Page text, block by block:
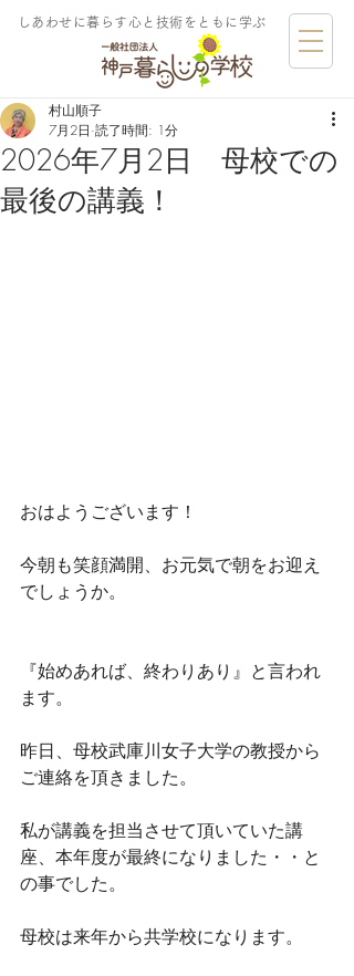
しあわせに暮らす​心と技術をともに学ぶ
2026年7月2日 母校での
最後の講義！
村山順子
7月2日 読了時間: 1分
おはようございます！
今朝も笑顔満開、お元気で朝をお迎え
でしょうか。
『始めあれば、終わりあり』と言われ
ます。
昨日、母校武庫川女子大学の教授から
ご連絡を頂きました。
私が講義を担当させて頂いていた講
座、本年度が最終になりました・・と
の事でした。
母校は来年から共学校になります。